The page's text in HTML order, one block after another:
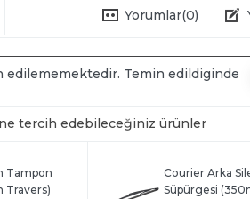
Yorumlar(0)
edilememektedir. Temin edildiginde
tercih edebileceğiniz ürünler
Tampon
Travers)
Courier Arka
Süpürgesi